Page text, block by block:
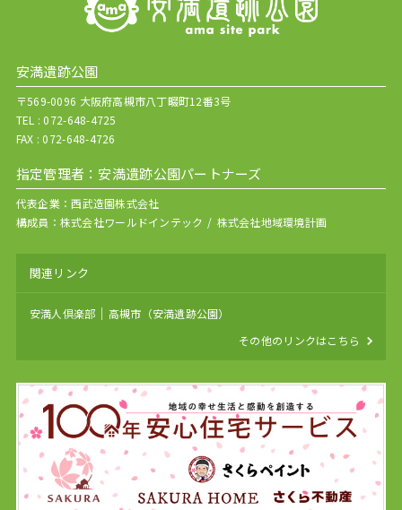
安満遺跡公園
〒569-0096 大阪府高槻市八丁畷町12番3号
TEL :072-648-4725
FAX : 072-648-4726
指定管理者：安満遺跡公園パートナーズ
代表企業：西武造園株式会社
構成員： 株式会社ワールドインテック 株式会社地域環境計画
関連リンク
安満人倶楽部
高槻市（安満遺跡公園）
その他のリンクはこちら